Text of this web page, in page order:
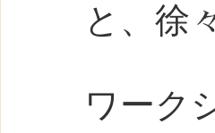
と、徐
ワーク